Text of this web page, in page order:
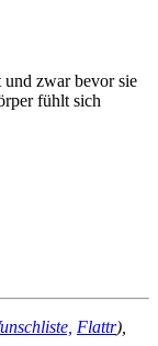
und zwar bevor sie
fühlt sich
Flattr),